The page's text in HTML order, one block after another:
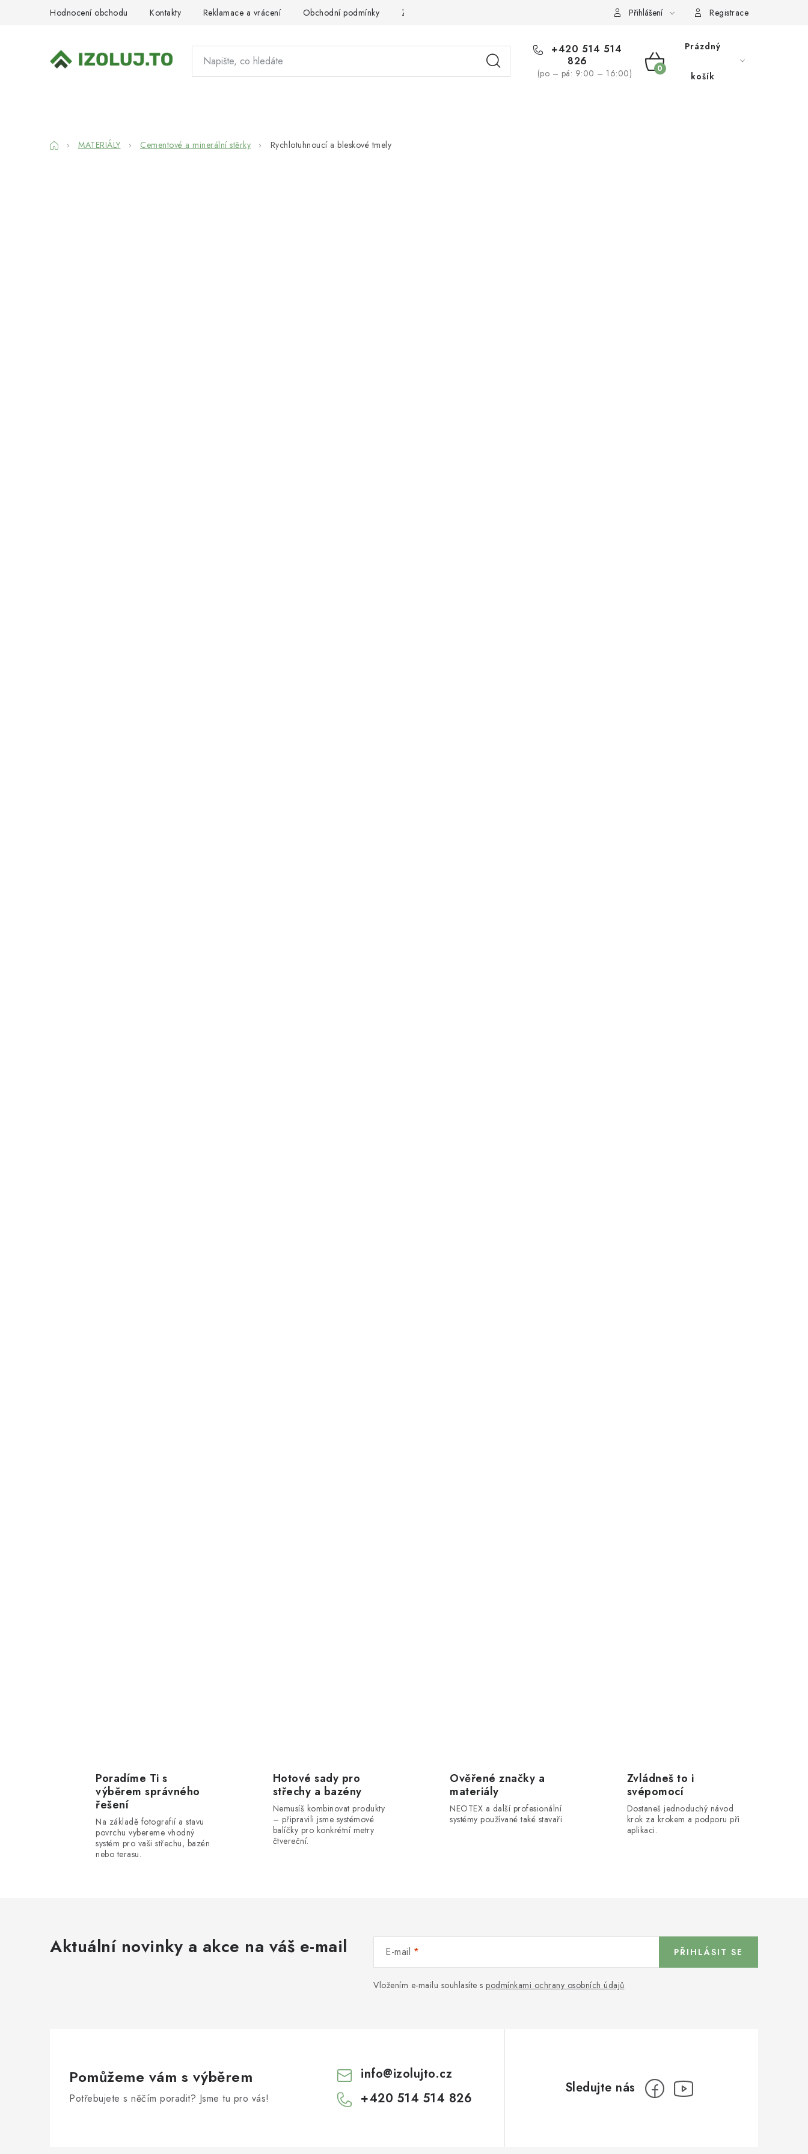
Hodnocení obchodu Kontakty Reklamace a vrácení Obchodní podmínky Zpracování osobních údajů Používaní souborů cookies Reklamační řád
Přihlášení Registrace
+420 514 514
826
(po – pá: 9:00 – 16:00)
NÁKUPNÍ
Prázdný
košík
DomůMATERIÁLY Cementové a minerální stěrky Rychlotuhnoucí a bleskové tmely
Poradíme Ti s
výběrem správného
řešení
Na základě fotografií a stavu
povrchu vybereme vhodný
systém pro vaši střechu, bazén
nebo terasu.
Hotové sady pro
střechy a bazény
Nemusíš kombinovat produkty
– připravili jsme systémové
balíčky pro konkrétní metry
čtvereční.
Ověřené značky a
materiály
NEOTEX a další profesionální
systémy používané také stavaři
Zvládneš to i
svépomocí
Dostaneš jednoduchý návod
krok za krokem a podporu při
aplikaci.
Aktuální novinky a akce na váš e-mail E-mail
Vložením e-mailu souhlasíte s podmínkami ochrany osobních údajů
PŘIHLÁSIT SE
Pomůžeme vám s výběrem
Potřebujete s něčím poradit? Jsme tu pro vás!
info@izolujto.cz
+420 514 514 826